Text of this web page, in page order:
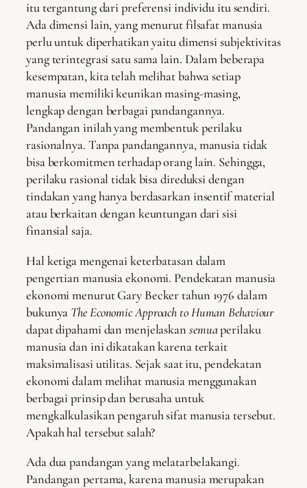
itu tergantung dari preferensi individu itu sendiri.
Ada dimensi lain, yang menurut filsafat manusia
perlu untuk diperhatikan yaitu dimensi subjektivitas
yang terintegrasi satu sama lain. Dalam beberapa
kesempatan, kita telah melihat bahwa setiap
manusia memiliki keunikan masing-masing,
lengkap dengan berbagai pandangannya.
Pandangan inilah yang membentuk perilaku
rasionalnya. Tanpa pandangannya, manusia tidak
bisa berkomitmen terhadap orang lain. Sehingga,
perilaku rasional tidak bisa direduksi dengan
tindakan yang hanya berdasarkan insentif material
atau berkaitan dengan keuntungan dari sisi
finansial saja.
Hal ketiga mengenai keterbatasan dalam
pengertian manusia ekonomi. Pendekatan manusia
ekonomi menurut Gary Becker tahun 1976 dalam
bukunya The Economic Approach to Human Behaviour
dapat dipahami dan menjelaskan semuaperilaku
manusia dan ini dikatakan karena terkait
maksimalisasi utilitas. Sejak saat itu, pendekatan
ekonomi dalam melihat manusia menggunakan
berbagai prinsip dan berusaha untuk
mengkalkulasikan pengaruh sifat manusia tersebut.
Apakah hal tersebut salah?
Ada dua pandangan yang melatarbelakangi.
Pandangan pertama, karena manusia merupakan